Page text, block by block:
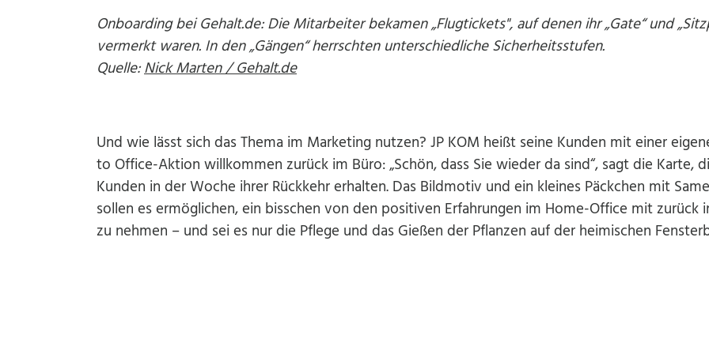
Onboarding bei Gehalt.de: Die Mitarbeiter bekamen „Flugtickets", auf denen ihr „Gate“ und
vermerkt waren. In den „Gängen“ herrschten unterschiedliche Sicherheitsstufen.
Quelle:Nick Marten / Gehalt.de
Und wie lässt sich das Thema im Marketing nutzen? JP KOM heißt seine Kunden mit einer
to Office-Aktion willkommen zurück im Büro: „Schön, dass Sie wieder da sind“, sagt die Karte,
Kunden in der Woche ihrer Rückkehr erhalten. Das Bildmotiv und ein kleines Päckchen mit
sollen es ermöglichen, ein bisschen von den positiven Erfahrungen im Home-Office mit zurück
zu nehmen – und sei es nur die Pflege und das Gießen der Pflanzen auf der heimischen